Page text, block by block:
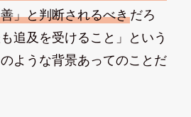
」と判断されるべきだろ
追及を受けること」という
ような背景あってのことだ